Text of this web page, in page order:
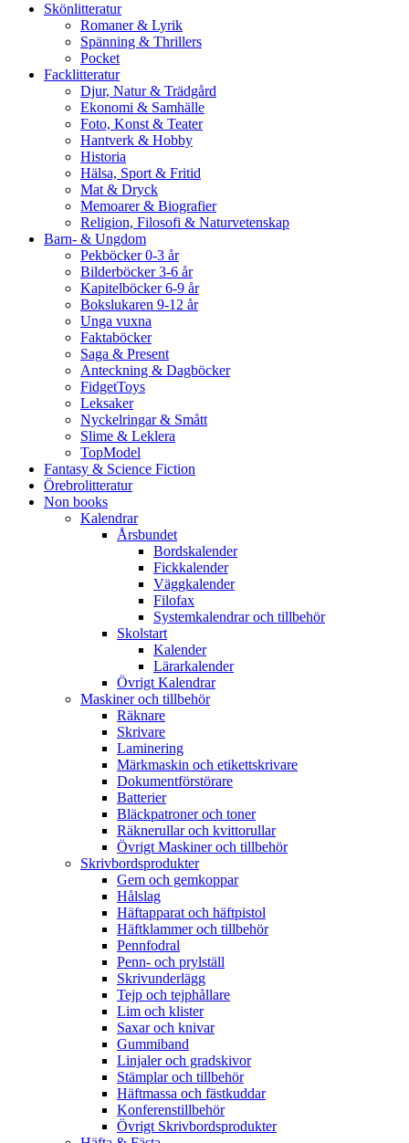
Skönlitteratur
Romaner & Lyrik
Spänning & Thrillers
Pocket
Facklitteratur
Djur, Natur & Trädgård
Ekonomi & Samhälle
Foto, Konst & Teater
Hantverk & Hobby
Historia
Hälsa, Sport & Fritid
Mat & Dryck
Memoarer & Biografier
Religion, Filosofi & Naturvetenskap
Barn- & Ungdom
Pekböcker 0-3 år
Bilderböcker 3-6 år
Kapitelböcker 6-9 år
Bokslukaren 9-12 år
Unga vuxna
Faktaböcker
Saga & Present
Anteckning & Dagböcker
FidgetToys
Leksaker
Nyckelringar & Smått
Slime & Leklera
TopModel
Fantasy & Science Fiction
Örebrolitteratur
Non books
Kalendrar
Årsbundet
Bordskalender
Fickkalender
Väggkalender
Filofax
Systemkalendrar och tillbehör
Skolstart
Kalender
Lärarkalender
Övrigt Kalendrar
Maskiner och tillbehör
Räknare
Skrivare
Laminering
Märkmaskin och etikettskrivare
Dokumentförstörare
Batterier
Bläckpatroner och toner
Räknerullar och kvittorullar
Övrigt Maskiner och tillbehör
Skrivbordsprodukter
Gem och gemkoppar
Hålslag
Häftapparat och häftpistol
Häftklammer och tillbehör
Pennfodral
Penn- och prylställ
Skrivunderlägg
Tejp och tejphållare
Lim och klister
Saxar och knivar
Gummiband
Linjaler och gradskivor
Stämplar och tillbehör
Häftmassa och fästkuddar
Konferenstillbehör
Övrigt Skrivbordsprodukter